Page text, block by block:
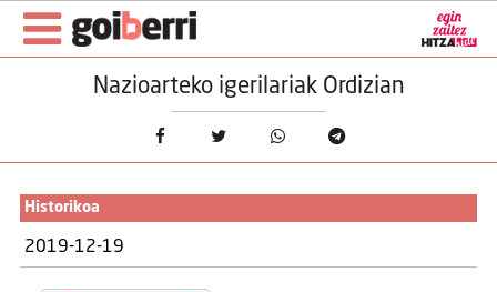
Nazioarteko igerilariak Ordizian
Historikoa
2019-12-19